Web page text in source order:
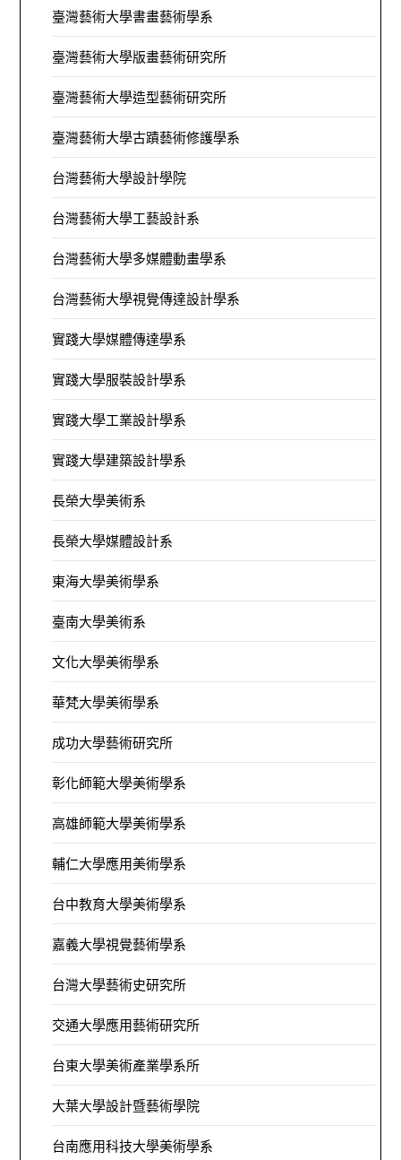
臺灣藝術大學書畫藝術學系
臺灣藝術大學版畫藝術研究所
臺灣藝術大學造型藝術研究所
臺灣藝術大學古蹟藝術修護學系
台灣藝術大學設計學院
台灣藝術大學工藝設計系
台灣藝術大學多媒體動畫學系
台灣藝術大學視覺傳達設計學系
實踐大學媒體傳達學系
實踐大學服裝設計學系
實踐大學工業設計學系
實踐大學建築設計學系
長榮大學美術系
長榮大學媒體設計系
東海大學美術學系
臺南大學美術系
文化大學美術學系
華梵大學美術學系
成功大學藝術研究所
彰化師範大學美術學系
高雄師範大學美術學系
輔仁大學應用美術學系
台中教育大學美術學系
嘉義大學視覺藝術學系
台灣大學藝術史研究所
交通大學應用藝術研究所
台東大學美術產業學系所
大葉大學設計暨藝術學院
台南應用科技大學美術學系